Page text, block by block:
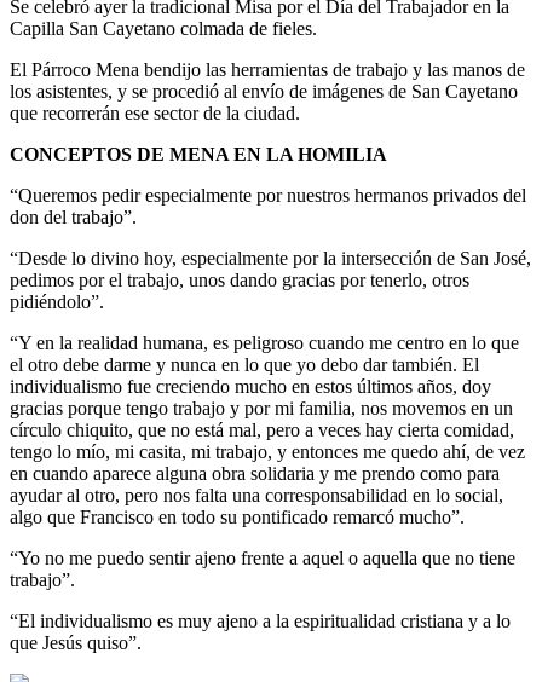
Se celebró ayer la tradicional Misa por el Día del Trabajador en la
Capilla San Cayetano colmada de fieles.
El Párroco Mena bendijo las herramientas de trabajo y las manos de
los asistentes, y se procedió al envío de imágenes de San Cayetano
que recorrerán ese sector de la ciudad.
CONCEPTOS DE MENA EN LA HOMILIA
“Queremos pedir especialmente por nuestros hermanos privados del
don del trabajo”.
“Desde lo divino hoy, especialmente por la intersección de San José,
pedimos por el trabajo, unos dando gracias por tenerlo, otros
pidiéndolo”.
“Y en la realidad humana, es peligroso cuando me centro en lo que
el otro debe darme y nunca en lo que yo debo dar también. El
individualismo fue creciendo mucho en estos últimos años, doy
gracias porque tengo trabajo y por mi familia, nos movemos en un
círculo chiquito, que no está mal, pero a veces hay cierta comidad,
tengo lo mío, mi casita, mi trabajo, y entonces me quedo ahí, de vez
en cuando aparece alguna obra solidaria y me prendo como para
ayudar al otro, pero nos falta una corresponsabilidad en lo social,
algo que Francisco en todo su pontificado remarcó mucho”.
“Yo no me puedo sentir ajeno frente a aquel o aquella que no tiene
trabajo”.
“El individualismo es muy ajeno a la espiritualidad cristiana y a lo
que Jesús quiso”.